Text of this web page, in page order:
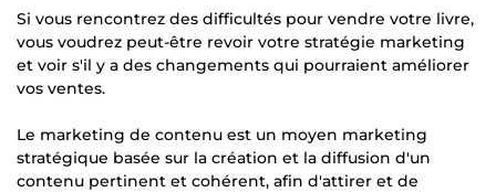
Si vous rencontrez des difficultés pour vendre votre livre,
vous voudrez peut-être revoir votre stratégie marketing
et voir s'il y a des changements qui pourraient améliorer
vos ventes.
Le marketing de contenu est un moyen marketing
stratégique basée sur la création et la diffusion d'un
contenu pertinent et cohérent, afin d'attirer et de